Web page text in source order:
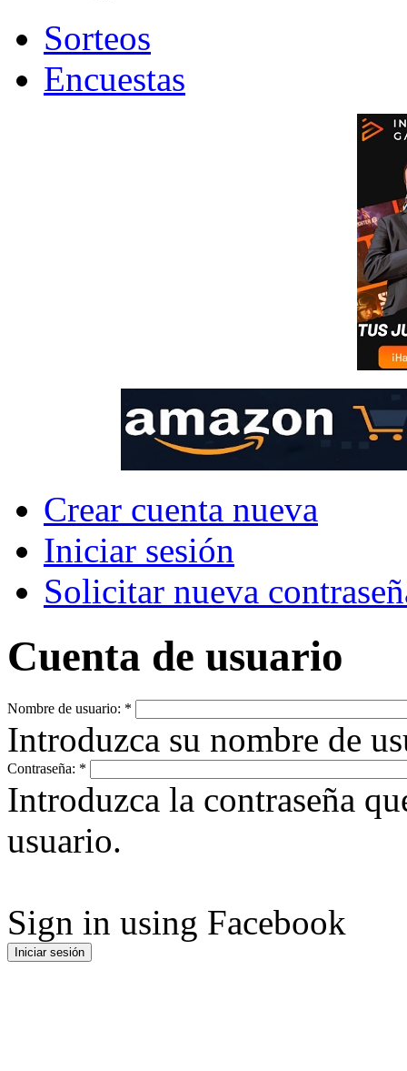
Sorteos
Encuestas
Crear cuenta nueva
Iniciar sesión
Solicitar nueva
Cuenta de usuario
Nombre de usuario: *
Introduzca su nombre de
Contraseña: *
Introduzca la contraseña
usuario.
Sign in using Facebook